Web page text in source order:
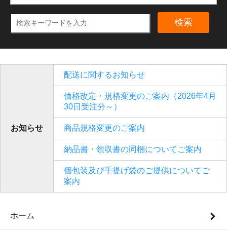
検索
お知らせ
配送に関するお知らせ
価格改定・規格変更のご案内（2026年4月
30日受注分～）
商品規格変更のご案内
納品書・領収書の同梱についてご案内
個包装及び手提げ袋のご提供についてご
案内
ホーム